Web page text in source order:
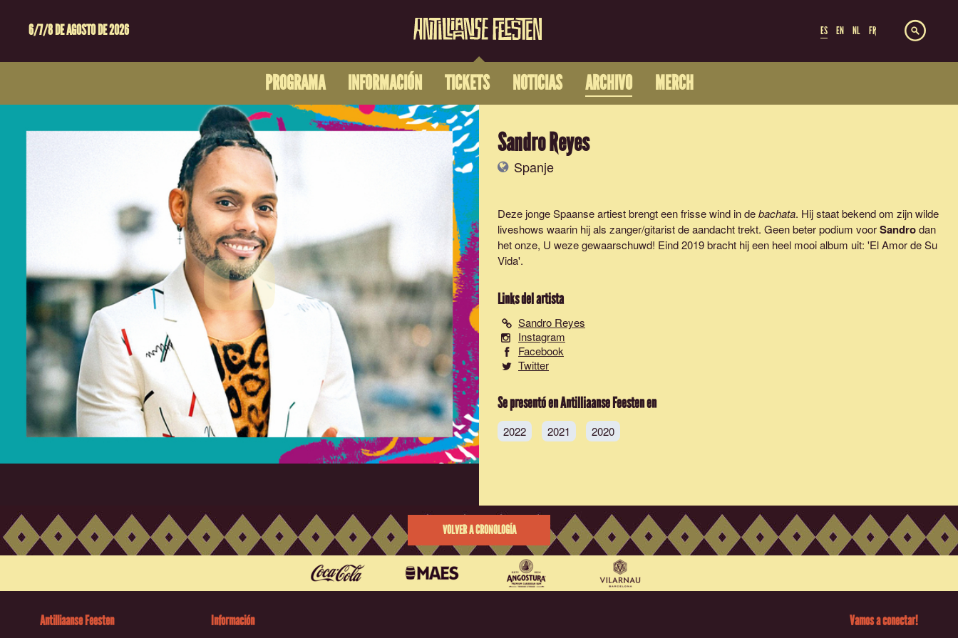
6/7/8 DE AGOSTO DE 2026 ES EN NL FR
PROGRAMA INFORMACIÓN TICKETS NOTICIAS ARCHIVO MERCH
Sandro Reyes
Spanje
Deze jonge Spaanse artiest brengt een frisse wind in debachata. Hij staat bekend om zijn wilde
liveshows waarin hij als zanger/gitarist de aandacht trekt. Geen beter podium voorSandrodan
het onze, U weze gewaarschuwd! Eind 2019 bracht hij een heel mooi album uit: 'El Amor de Su
Vida'.
Links del artista
Sandro Reyes
Instagram
Facebook
Twitter
Se presentó en Antilliaanse Feesten en
2022 2021 2020
VOLVER A CRONOLOGÍA
Antilliaanse Feesten Información Vamos a conectar!